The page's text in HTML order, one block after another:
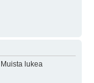
lukea